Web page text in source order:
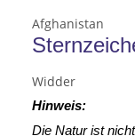
Afghanistan
Widder
Hinweis:
Die Natur ist